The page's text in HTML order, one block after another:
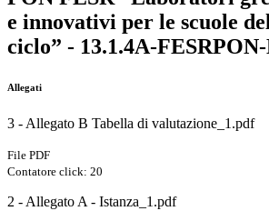
e innovativi per le scuole
ciclo” - 13.1.4A-
Allegati
3 - Allegato B Tabella di valutazione_1.pdf
File PDF
Contatore click: 20
2 - Allegato A - Istanza_1.pdf